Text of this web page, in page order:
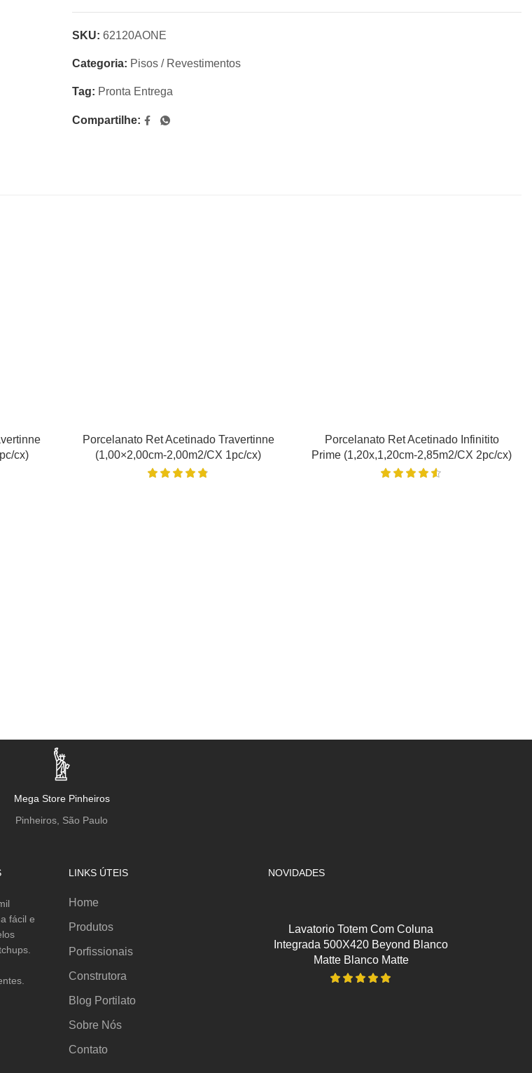
SKU: 62120AONE
Categoria: Pisos / Revestimentos
Tag: Pronta Entrega
Compartilhe:
cx)
Porcelanato Ret Acetinado Travertinne
(1,00×2,00cm-2,00m2/CX 1pc/cx)
Porcelanato Ret Acetinado Infinitito
Prime (1,20x,1,20cm-2,85m2/CX 2pc/cx)
Mega Store Pinheiros
Pinheiros, São Paulo
fácil e
LINKS ÚTEIS
Home
Produtos
Porfissionais
Construtora
Blog Portilato
Sobre Nós
Contato
NOVIDADES
Lavatorio Totem Com Coluna
Integrada 500X420 Beyond Blanco
Matte Blanco Matte